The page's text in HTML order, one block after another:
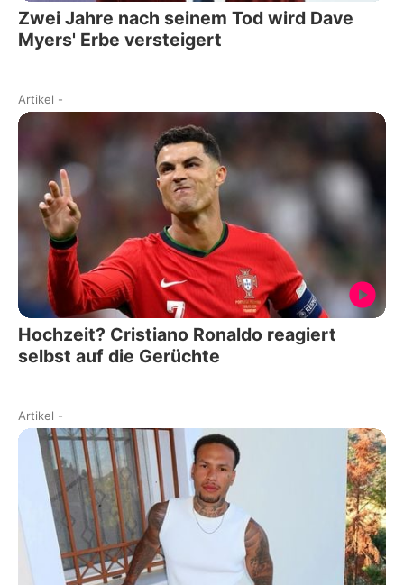
Zwei Jahre nach seinem Tod wird Dave
Myers' Erbe versteigert
Artikel -
Hochzeit? Cristiano Ronaldo reagiert
selbst auf die Gerüchte
Artikel -